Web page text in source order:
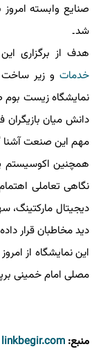
صنایع وابسته امروز
شد۔
هدف از برگزاری
خدمات و زیر
نمایشگاه زیست
دانش میان بازیگران
مهم این صنعت آشنا
همچنین اکوسیستم
نگاهی تعاملی
دیجیتال
دید مخاطبان قرار
مصلی امام خمینی
منبع: linkbegir.com